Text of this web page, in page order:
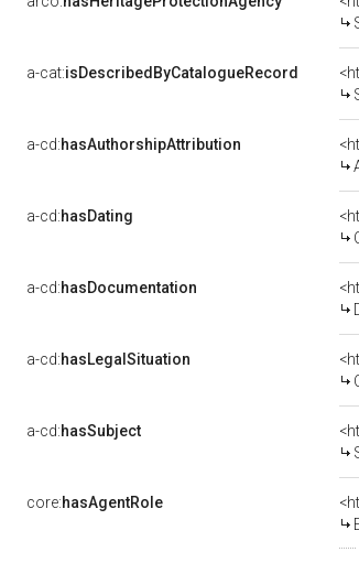
a-cat:isDescribedByCatalogueRecord
a-cd:hasAuthorshipAttribution
a-cd:hasDating
a-cd:hasDocumentation
a-cd:hasLegalSituation
a-cd:hasSubject
core:hasAgentRole